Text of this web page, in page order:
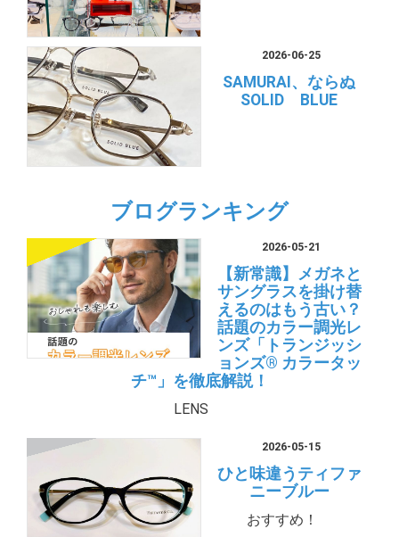
2026-06-25
SAMURAI、ならぬ
SOLID BLUE
ブログランキング
2026-05-21
【新常識】メガネと
サングラスを掛け替
えるのはもう古い？
話題のカラー調光レ
ンズ「トランジッシ
ョンズ® カラータッ
チ™」を徹底解説！
LENS
2026-05-15
ひと味違うティファ
ニーブルー
おすすめ！